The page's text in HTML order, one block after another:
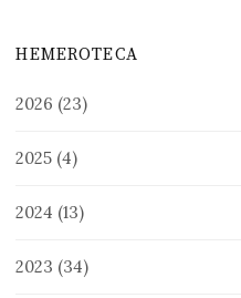
HEMEROTECA
2026 (23)
2025 (4)
2024 (13)
2023 (34)